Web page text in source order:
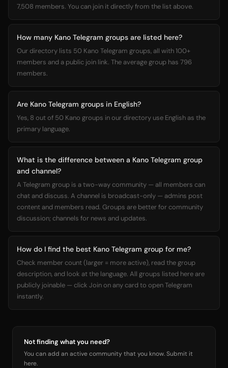
7,508 members. You can join it directly from the list above.
How many Kano Telegram groups are listed here?
Our directory lists 50 Kano Telegram groups, all with 100+
members and a public join link. The average group has 796
members.
Are Kano Telegram groups in English?
Yes, 8 out of 50 Kano groups in our directory use English as the
primary language.
What is the difference between a Kano Telegram group
and channel?
A Telegram group is a two-way community — all members can
chat and discuss. A channel is broadcast-only — admins post
content and members read. Groups are better for community
discussion; channels for news and updates.
How do I find the best Kano Telegram group for me?
Check member count (larger = more active), read the group
description, and look at the language. All groups listed here are
publicly joinable — click Join on any card to open Telegram
instantly.
Not finding what you need?
You can add an active community that you know. Submit it
here.